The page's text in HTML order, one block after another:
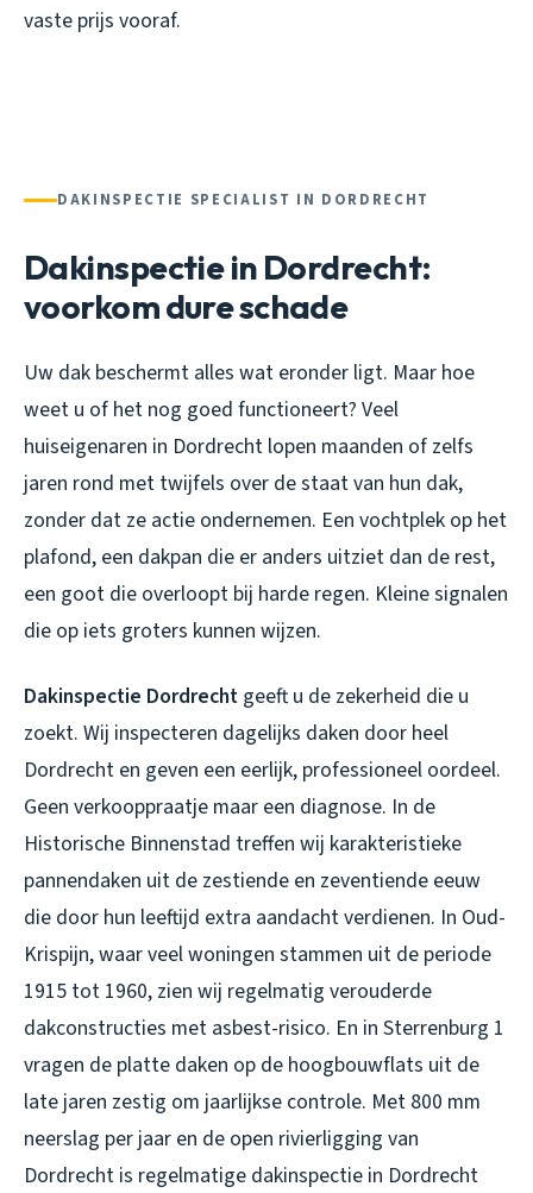
vaste prijs vooraf.
DAKINSPECTIE SPECIALIST IN DORDRECHT
Dakinspectie in Dordrecht:
voorkom dure schade
Uw dak beschermt alles wat eronder ligt. Maar hoe
weet u of het nog goed functioneert? Veel
huiseigenaren in Dordrecht lopen maanden of zelfs
jaren rond met twijfels over de staat van hun dak,
zonder dat ze actie ondernemen. Een vochtplek op het
plafond, een dakpan die er anders uitziet dan de rest,
een goot die overloopt bij harde regen. Kleine signalen
die op iets groters kunnen wijzen.
Dakinspectie Dordrecht geeft u de zekerheid die u
zoekt. Wij inspecteren dagelijks daken door heel
Dordrecht en geven een eerlijk, professioneel oordeel.
Geen verkooppraatje maar een diagnose. In de
Historische Binnenstad treffen wij karakteristieke
pannendaken uit de zestiende en zeventiende eeuw
die door hun leeftijd extra aandacht verdienen. In Oud-
Krispijn, waar veel woningen stammen uit de periode
1915 tot 1960, zien wij regelmatig verouderde
dakconstructies met asbest-risico. En in Sterrenburg 1
vragen de platte daken op de hoogbouwflats uit de
late jaren zestig om jaarlijkse controle. Met 800 mm
neerslag per jaar en de open rivierligging van
Dordrecht is regelmatige dakinspectie in Dordrecht